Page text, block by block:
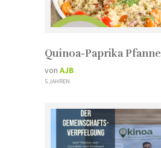
Quinoa-Paprika Pfanne
von AJB
5 JAHREN